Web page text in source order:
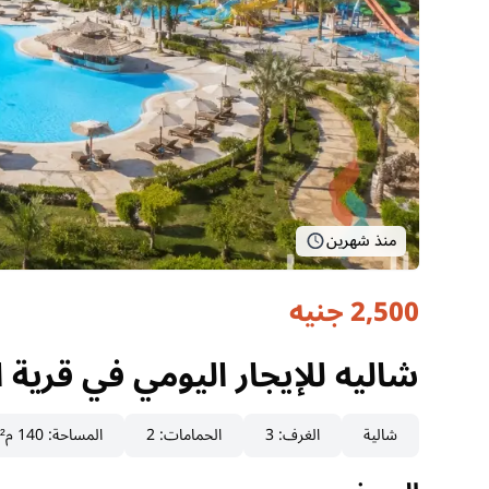
منذ شهرين
شاليه للإيجار اليومي في
مطروح, الساحل الشمالي
2,500 جنيه
شاليه للإيجار اليومي في
شالية الغرف:
3 الحمامات:
2 المساحة:140 م²